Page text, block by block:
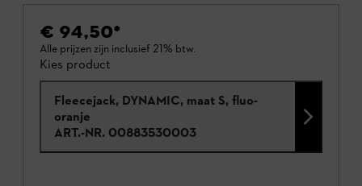
€ 94,50*
Alle prijzen zijn inclusief 21% btw.
Kies product
Fleecejack, DYNAMIC, maat S, fluo-
oranje
ART.-NR. 00883530003